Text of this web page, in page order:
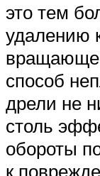
это тем
удалению
способ
дрели не
столь
обороты
к